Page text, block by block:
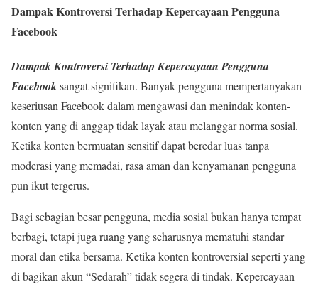
Dampak Kontroversi Terhadap Kepercayaan Pengguna
Facebook
Dampak Kontroversi Terhadap Kepercayaan Pengguna
Facebooksangat signifikan. Banyak pengguna mempertanyakan
keseriusan Facebook dalam mengawasi dan menindak konten-
konten yang di anggap tidak layak atau melanggar norma sosial.
Ketika konten bermuatan sensitif dapat beredar luas tanpa
moderasi yang memadai, rasa aman dan kenyamanan pengguna
pun ikut tergerus.
Bagi sebagian besar pengguna, media sosial bukan hanya tempat
berbagi, tetapi juga ruang yang seharusnya mematuhi standar
moral dan etika bersama. Ketika konten kontroversial seperti yang
di bagikan akun “Sedarah” tidak segera di tindak. Kepercayaan